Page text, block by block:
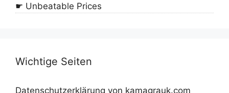
☛ Unbeatable Prices
Wichtige Seiten
Datenschutzerklärung von kamagrauk.com